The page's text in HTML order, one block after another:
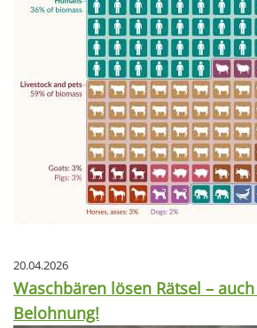
20.04.2026
Waschbären lösen Rätsel –
Belohnung!